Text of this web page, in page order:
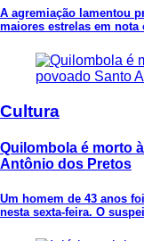
A agremiação lamentou
maiores estrelas em
Cultura
Quilombola é morto
Antônio dos Pretos
Um homem de 43 anos
nesta sexta-feira. O